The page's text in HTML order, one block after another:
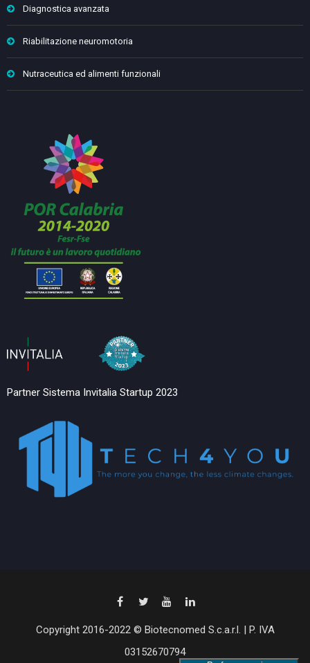
Diagnostica avanzata
Riabilitazione neuromotoria
Nutraceutica ed alimenti funzionali
Partner Sistema Invitalia Startup 2023
Copyright 2016-2022 © Biotecnomed S.c.a.r.l. | P. IVA
03152670794